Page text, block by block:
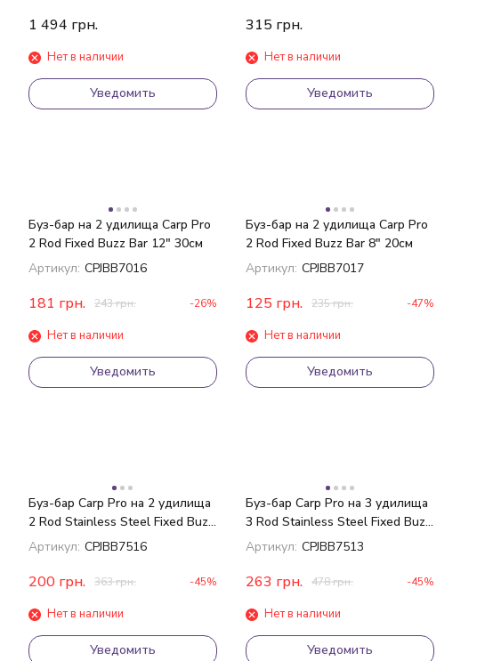
1 494 грн.
Нет в наличии
Уведомить
315 грн.
Нет в наличии
Уведомить
Буз-бар на 2 удилища Carp Pro
2 Rod Fixed Buzz Bar 12" 30см
Артикул: CPJBB7016
181 грн. 243грн. -26%
Нет в наличии
Уведомить
Буз-бар на 2 удилища Carp Pro
2 Rod Fixed Buzz Bar 8" 20см
Артикул: CPJBB7017
125 грн. 235грн. -47%
Нет в наличии
Уведомить
Буз-бар Carp Pro на 2 удилища
2 Rod Stainless Steel Fixed Buzz
Bar 6" 15см
Артикул: CPJBB7516
200 грн. 363грн. -45%
Нет в наличии
Уведомить
Буз-бар Carp Pro на 3 удилища
3 Rod Stainless Steel Fixed Buzz
Bar 8" 20см
Артикул: CPJBB7513
263 грн. 478грн. -45%
Нет в наличии
Уведомить